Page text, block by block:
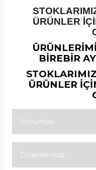
ÜRÜNLER
BİREBİR
ÜRÜNLER
Yorumlar
Önerileriniz